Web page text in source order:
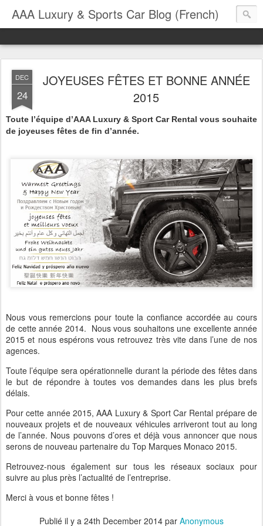
AAA Luxury & Sports Car Blog (French)
DEC
24
JOYEUSES FÊTES ET BONNE ANNÉE
2015
Toute l’équipe d’AAA Luxury & Sport Car Rental vous souhaite
de joyeuses fêtes de fin d’année.
Nous vous remercions pour toute la confiance accordée au cours
de cette année 2014. Nous vous souhaitons une excellente année
2015 et nous espérons vous retrouvez très vite dans l’une de nos
agences.
Toute l’équipe sera opérationnelle durant la période des fêtes dans
le but de répondre à toutes vos demandes dans les plus brefs
délais.
Pour cette année 2015, AAA Luxury & Sport Car Rental prépare de
nouveaux projets et de nouveaux véhicules arriveront tout au long
de l’année. Nous pouvons d’ores et déjà vous annoncer que nous
serons de nouveau partenaire du Top Marques Monaco 2015.
Retrouvez-nous également sur tous les réseaux sociaux pour
suivre au plus près l’actualité de l’entreprise.
Merci à vous et bonne fêtes !
Publié il y a 24th December 2014 par Anonymous